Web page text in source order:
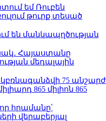
եմ Ռուբեն
թուրք տեսած
են մանկապղծության
Հայաստանը
մեդալային
75 անշարժ
865 միլիոն 865
հրամանը՝
վերաբերյալ